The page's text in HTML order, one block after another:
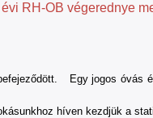
RH-OB végerednye
Egy jogos óvás
híven kezdjük a